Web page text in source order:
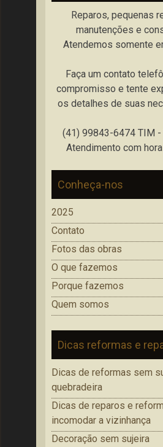
Reparos, pequenas
manutenções e
Atendemos somente
Faça um contato
compromisso e tente
os detalhes de suas
(41) 99843-6474 TIM -
Atendimento com
Conheça-nos
2025
Contato
Fotos das obras
O que fazemos
Porque fazemos
Quem somos
Dicas reformas e
Dicas de reformas sem
quebradeira
Dicas de reparos e
incomodar a vizinhança
Decoração sem sujeira